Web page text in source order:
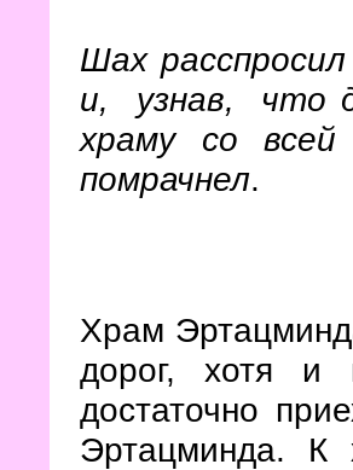
Шах
и, узнав, что
храму со
помрачнел.
Храм
дорог, хотя и
достаточно
Эртацминда. К